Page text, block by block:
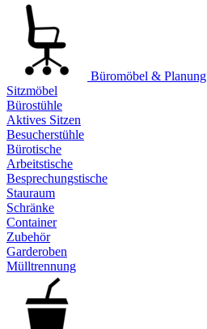
Büromöbel & Planung
Sitzmöbel
Bürostühle
Aktives Sitzen
Besucherstühle
Bürotische
Arbeitstische
Besprechungstische
Stauraum
Schränke
Container
Zubehör
Garderoben
Mülltrennung